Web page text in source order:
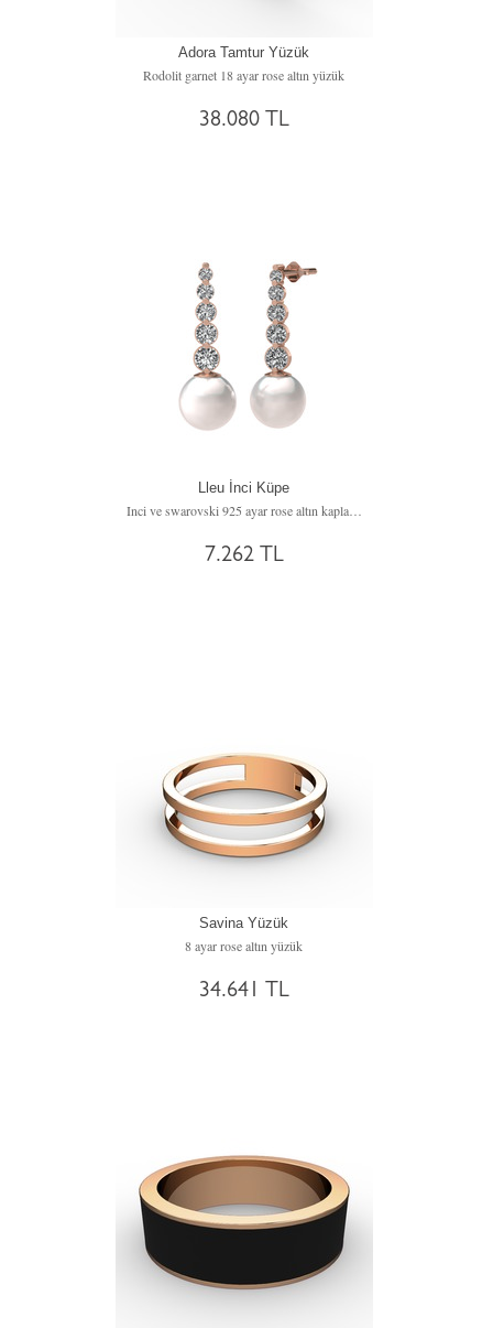
Adora Tamtur Yüzük
Rodolit garnet 18 ayar rose altın yüzük
38.080 TL
Lleu İnci Küpe
Inci ve swarovski 925 ayar rose altın kaplama gümüş küpe
7.262 TL
Savina Yüzük
8 ayar rose altın yüzük
34.641 TL